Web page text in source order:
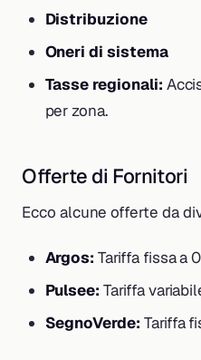
Distribuzione
Oneri di sistema
Tasse regionali:
per zona.
Offerte di Fornitori
Ecco alcune offerte da
Argos: Tariffa fissa a
Pulsee: Tariffa
SegnoVerde: Tariffa